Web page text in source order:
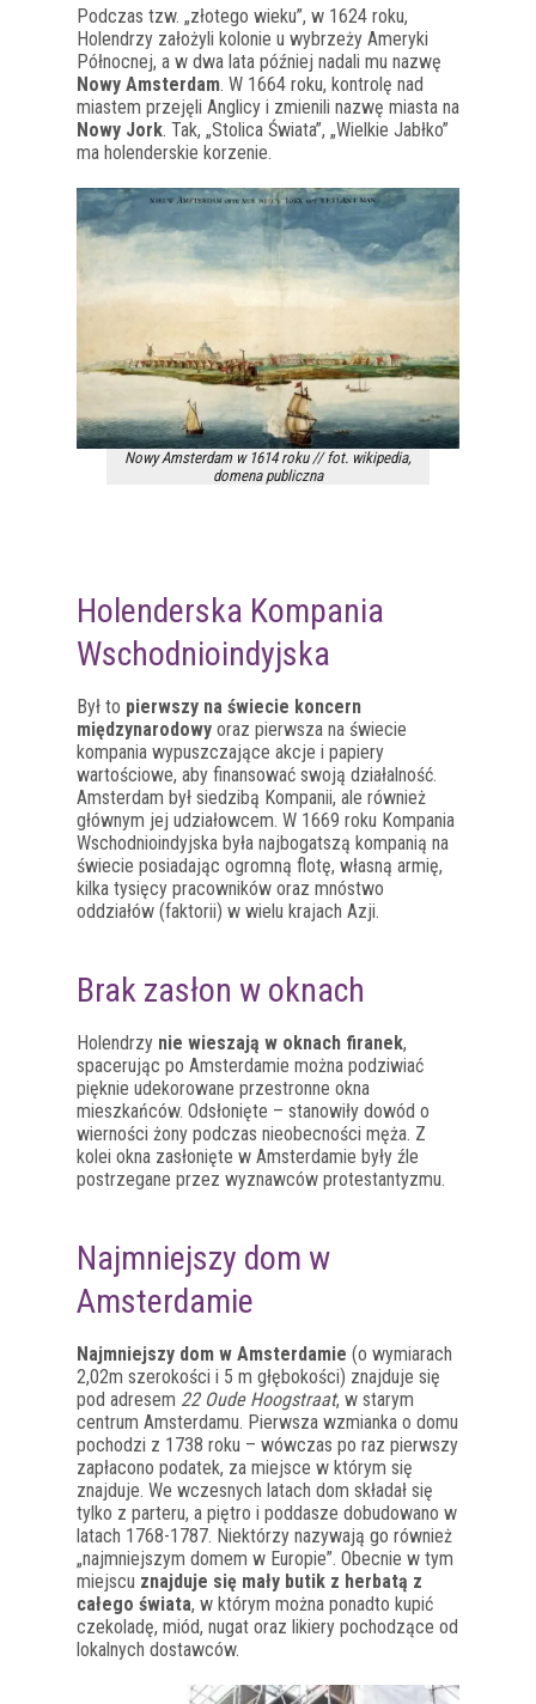
Podczas tzw. „złotego wieku”, w 1624 roku,
Holendrzy założyli kolonie u wybrzeży Ameryki
Północnej, a w dwa lata później nadali mu nazwę
Nowy Amsterdam. W 1664 roku, kontrolę nad
miastem przejęli Anglicy i zmienili nazwę miasta na
Nowy Jork. Tak, „Stolica Świata”, „Wielkie Jabłko”
ma holenderskie korzenie.
Nowy Amsterdam w 1614 roku // fot. wikipedia,
domena publiczna
Holenderska Kompania
Wschodnioindyjska
Był to pierwszy na świecie koncern
międzynarodowy oraz pierwsza na świecie
kompania wypuszczające akcje i papiery
wartościowe, aby finansować swoją działalność.
Amsterdam był siedzibą Kompanii, ale również
głównym jej udziałowcem. W 1669 roku Kompania
Wschodnioindyjska była najbogatszą kompanią na
świecie posiadając ogromną flotę, własną armię,
kilka tysięcy pracowników oraz mnóstwo
oddziałów (faktorii) w wielu krajach Azji.
Brak zasłon w oknach
Holendrzy nie wieszają w oknach firanek,
spacerując po Amsterdamie można podziwiać
pięknie udekorowane przestronne okna
mieszkańców. Odsłonięte – stanowiły dowód o
wierności żony podczas nieobecności męża. Z
kolei okna zasłonięte w Amsterdamie były źle
postrzegane przez wyznawców protestantyzmu.
Najmniejszy dom w
Amsterdamie
Najmniejszy dom w Amsterdamie (o wymiarach
2,02m szerokości i 5 m głębokości) znajduje się
pod adresem 22 Oude Hoogstraat, w starym
centrum Amsterdamu. Pierwsza wzmianka o domu
pochodzi z 1738 roku – wówczas po raz pierwszy
zapłacono podatek, za miejsce w którym się
znajduje. We wczesnych latach dom składał się
tylko z parteru, a piętro i poddasze dobudowano w
latach 1768-1787. Niektórzy nazywają go również
„najmniejszym domem w Europie”. Obecnie w tym
miejscu znajduje się mały butik z herbatą z
całego świata, w którym można ponadto kupić
czekoladę, miód, nugat oraz likiery pochodzące od
lokalnych dostawców.